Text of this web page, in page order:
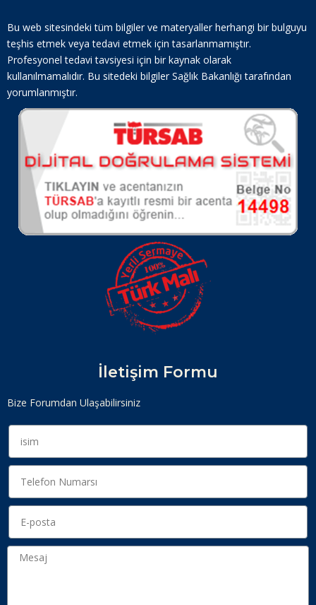
Bu web sitesindeki tüm bilgiler ve materyaller herhangi bir bulguyu
teşhis etmek veya tedavi etmek için tasarlanmamıştır.
Profesyonel tedavi tavsiyesi için bir kaynak olarak
kullanılmamalıdır. Bu sitedeki bilgiler Sağlık Bakanlığı tarafından
yorumlanmıştır.
İletişim Formu
Bize Forumdan Ulaşabilirsiniz